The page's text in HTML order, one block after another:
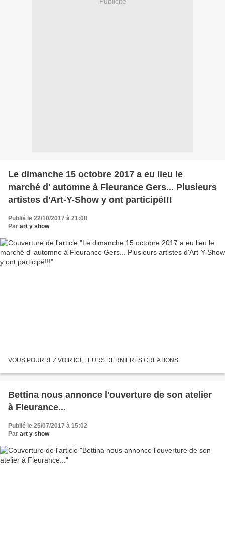
Le dimanche 15 octobre 2017 a eu lieu le
marché d' automne à Fleurance Gers... Plusieurs
artistes d'Art-Y-Show y ont participé!!!
Publié le 22/10/2017 à 21:08
Par art y show
VOUS POURREZ VOIR ICI, LEURS DERNIERES CREATIONS.
Bettina nous annonce l'ouverture de son atelier
à Fleurance...
Publié le 25/07/2017 à 15:02
Par art y show